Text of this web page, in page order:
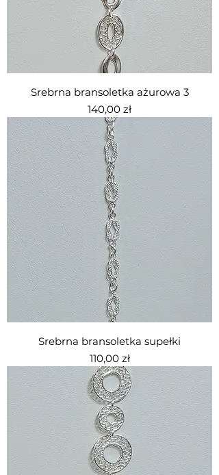
Srebrna bransoletka ażurowa 3
Cena
140,00 zł
Srebrna bransoletka supełki
Cena
110,00 zł